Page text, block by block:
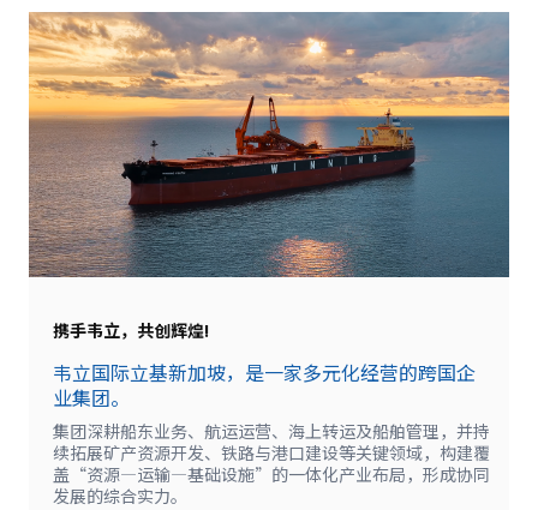
携手韦立，共创辉煌!
韦立国际立基新加坡，是一家多元化经营的跨国企
业集团。
集团深耕船东业务、航运运营、海上转运及船舶管理，并持
续拓展矿产资源开发、铁路与港口建设等关键领域，构建覆
盖“资源—运输—基础设施”的一体化产业布局，形成协同
发展的综合实力。